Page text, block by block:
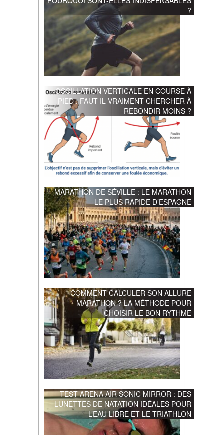
?
OSCILLATION VERTICALE EN COURSE À
PIED : FAUT-IL VRAIMENT CHERCHER À
REBONDIR MOINS ?
MARATHON DE SÉVILLE : LE MARATHON
LE PLUS RAPIDE D’ESPAGNE
COMMENT CALCULER SON ALLURE
MARATHON ? LA MÉTHODE POUR
CHOISIR LE BON RYTHME
TEST ARENA AIR SONIC MIRROR : DES
LUNETTES DE NATATION IDÉALES POUR
L’EAU LIBRE ET LE TRIATHLON